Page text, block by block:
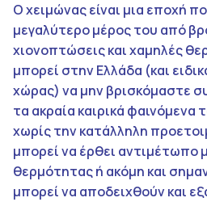
Ο χειμώνας είναι μια εποχή
μεγαλύτερο μέρος του από
χιονοπτώσεις και χαμηλές
μπορεί στην Ελλάδα (και
χώρας) να μην βρισκόμαστε
τα ακραία καιρικά
χωρίς την κατάλληλη
μπορεί να έρθει αντιμέτωπο
θερμότητας ή ακόμη και
μπορεί να αποδειχθούν και